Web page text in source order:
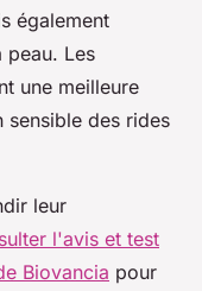
également
peau. Les
une meilleure
sensible des rides
leur
l'avis et test
Biovancia pour